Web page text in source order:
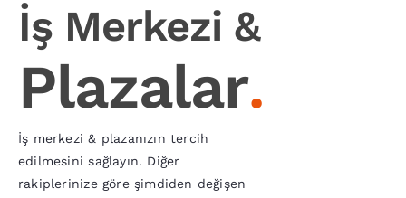
Bireysel Şarj
İşletmeler
Fiyatlar
İş Merkezi &
Plazalar.
İş merkezi & plazanızın tercih
edilmesini sağlayın. Diğer
rakiplerinize göre şimdiden değişen